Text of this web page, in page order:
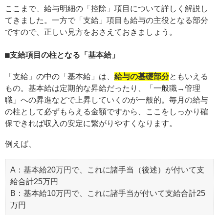
ここまで、給与明細の「控除」項目について詳しく解説し
てきました。一方で「支給」項目も給与の主役となる部分
ですので、正しい見方をおさえておきましょう。
支給項目の柱となる「基本給」
「支給」の中の「基本給」は、 給与の基礎部分ともいえる
もの。基本給は定期的な昇給だったり、「一般職→管理
職」への昇進などで上昇していくのが一般的。毎月の給与
の柱として必ずもらえる金額ですから、ここをしっかり確
保できれば収入の安定に繋がりやすくなります。
例えば、
A：基本給20万円で、これに諸手当（後述）が付いて支
給合計25万円
B：基本給10万円で、これに諸手当が付いて支給合計25
万円